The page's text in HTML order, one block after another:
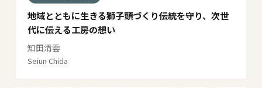
地域とともに生きる獅子頭づくり伝統を守り、次世
代に伝える工房の想い
知田清雲
Seiun Chida